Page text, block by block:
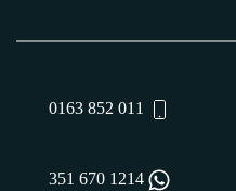
0163 852 011
351 670 1214